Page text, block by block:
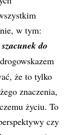
w tym:
do
że to tylko
znaczenia,
życiu. To
czy